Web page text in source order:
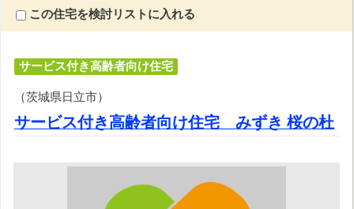
この住宅を検討リストに入れる
サービス付き高齢者向け住宅
（茨城県日立市）
サービス付き高齢者向け住宅 みずき 桜の杜